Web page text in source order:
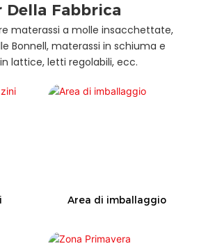
Della Fabbrica
materassi a molle insacchettate,
Bonnell, materassi in schiuma e
lattice, letti regolabili, ecc.
Area di imballaggio